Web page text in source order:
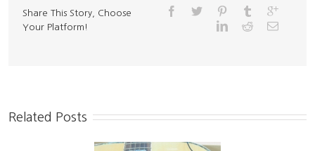
Share This Story, Choose
Your Platform!
Related Posts